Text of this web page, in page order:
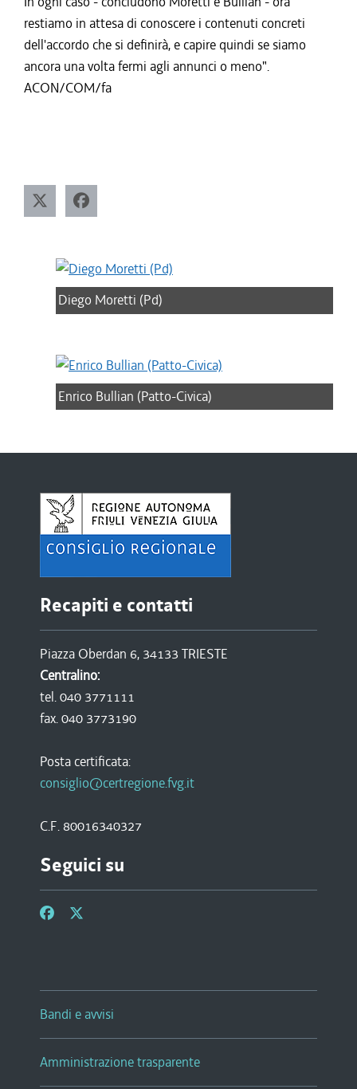
restiamo in attesa di conoscere i contenuti concreti
dell'accordo che si definirà, e capire quindi se siamo
ancora una volta fermi agli annunci o meno".
ACON/COM/fa
Diego Moretti (Pd)
Enrico Bullian (Patto-Civica)
Recapiti e contatti
Piazza Oberdan 6, 34133 TRIESTE
Centralino:
tel. 040 3771111
fax. 040 3773190
Posta certificata:
consiglio@certregione.fvg.it
C.F. 80016340327
Seguici su
Bandi e avvisi
Amministrazione trasparente